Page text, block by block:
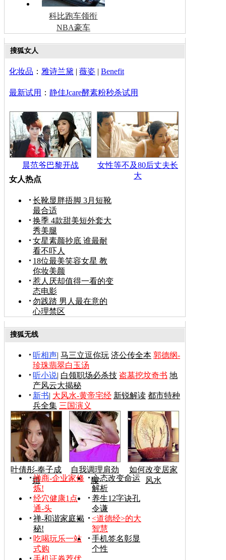
科比跑车领衔
NBA豪车
搜狐女人
化妆品 ： 雅诗兰黛 | 薇姿 | Benefit
最新试用 ： 静佳Jcare酵素粉秒杀试用
晨范爷巴黎开战
女性等不及80后丈夫长
大
女人热点
长靴显胖捂脚 3月短靴
最合适
换季 4款甜美短外套大
秀美腿
女星素颜抄底 谁最耐
看不吓人
18位最美笑容女星 教
你妆美颜
惹人厌却值得一看的变
态电影
勿践踏 男人最在意的
心理禁区
搜狐无线
听相声| 马三立逗你玩 济公传全本 郭德纲-
珍珠翡翠白玉汤
听小说| 白领职场必杀技 盗墓挖坟奇书 地
产风云大揭秘
新书| 大风水-黄帝宅经 新锐解读 都市特种
兵全集 三国演义
叶倩彤-奉子成
婚
自我调理肩劲
腰
如何改变居家
风水
禅商-企业家修
炼!
心态改变命运
解析
经穴健康1点
通-头
养生12字诀孔
令谦
禅-和谐家庭揭
秘!
<道德经>的大
智慧
吃喝玩乐一站
式购
手机签名彰显
个性